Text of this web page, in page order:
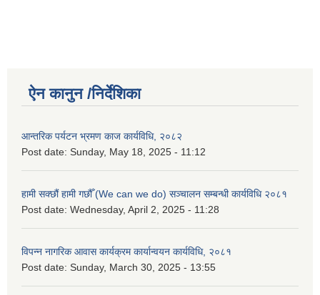
ऐन कानुन /निर्देशिका
आन्तरिक पर्यटन भ्रमण काज कार्यविधि, २०८२
Post date: Sunday, May 18, 2025 - 11:12
हामी सक्छौं हामी गछौँ (We can we do) सञ्चालन सम्बन्धी कार्यविधि २०८१
Post date: Wednesday, April 2, 2025 - 11:28
विपन्न नागरिक आवास कार्यक्रम कार्यान्वयन कार्यविधि, २०८१
Post date: Sunday, March 30, 2025 - 13:55